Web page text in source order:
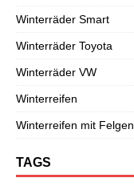
Winterräder Smart
Winterräder Toyota
Winterräder VW
Winterreifen
Winterreifen mit Felgen
TAGS